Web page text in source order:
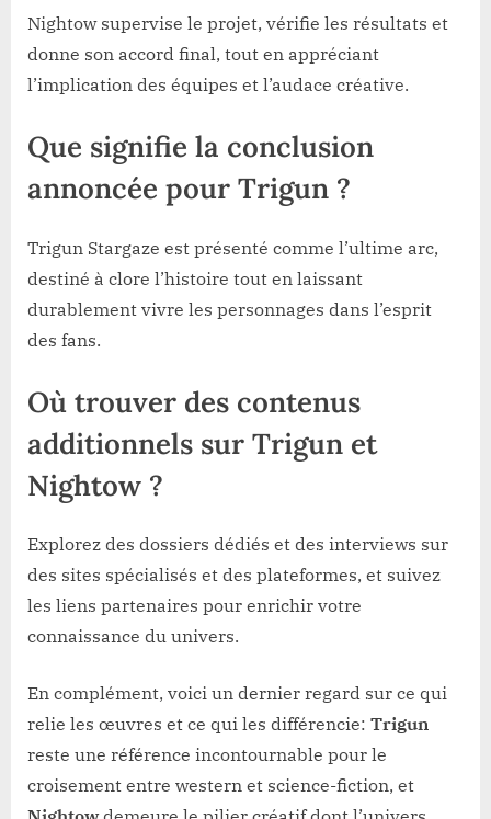
Nightow supervise le projet, vérifie les résultats et
donne son accord final, tout en appréciant
l’implication des équipes et l’audace créative.
Que signifie la conclusion
annoncée pour Trigun ?
Trigun Stargaze est présenté comme l’ultime arc,
destiné à clore l’histoire tout en laissant
durablement vivre les personnages dans l’esprit
des fans.
Où trouver des contenus
additionnels sur Trigun et
Nightow ?
Explorez des dossiers dédiés et des interviews sur
des sites spécialisés et des plateformes, et suivez
les liens partenaires pour enrichir votre
connaissance du univers.
En complément, voici un dernier regard sur ce qui
relie les œuvres et ce qui les différencie: Trigun
reste une référence incontournable pour le
croisement entre western et science-fiction, et